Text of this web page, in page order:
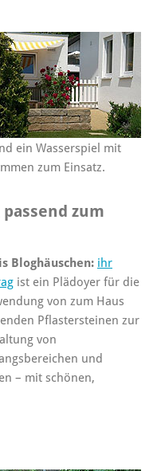
ein Wasserspiel mit
zum Einsatz.
zum
Bloghäuschen: ihr
ist ein Plädoyer für die
von zum Haus
Pflastersteinen zur
von
und
– mit schönen,